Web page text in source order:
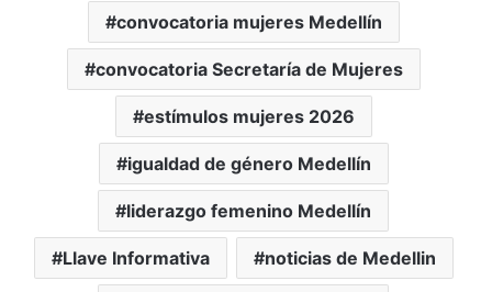
convocatoria mujeres Medellín
convocatoria Secretaría de Mujeres
estímulos mujeres 2026
igualdad de género Medellín
liderazgo femenino Medellín
Llave Informativa noticias de Medellin